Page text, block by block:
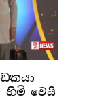
හිමි වෙයි